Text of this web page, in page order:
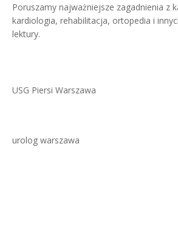
Poruszamy najważniejsze zagadnienia z
kardiologia, rehabilitacja, ortopedia i
lektury.
USG Piersi Warszawa
urolog warszawa